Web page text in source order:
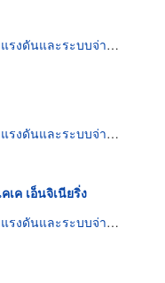
ะระบบจ่ายกระแสไฟฟ้าต่อเนื่อง
ะระบบจ่ายกระแสไฟฟ้าต่อเนื่อง
เค เอ็นจิเนียริ่ง
ะระบบจ่ายกระแสไฟฟ้าต่อเนื่อง